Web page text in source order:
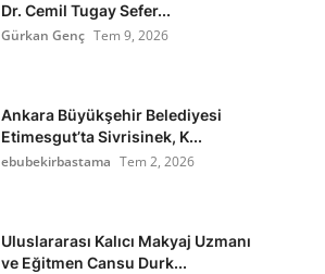
Dr. Cemil Tugay Sefer...
Gürkan Genç Tem 9, 2026
Ankara Büyükşehir Belediyesi
Etimesgut’ta Sivrisinek, K...
ebubekirbastama Tem 2, 2026
Uluslararası Kalıcı Makyaj Uzmanı
ve Eğitmen Cansu Durk...